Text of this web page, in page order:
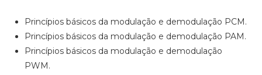
Princípios básicos da modulação e demodulação PCM.
Princípios básicos da modulação e demodulação PAM.
Princípios básicos da modulação e demodulação
PWM.